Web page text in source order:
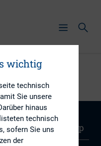
Sitemap
wichtig
technisch
Sie unsere
hinaus
technisch
sofern Sie uns
der